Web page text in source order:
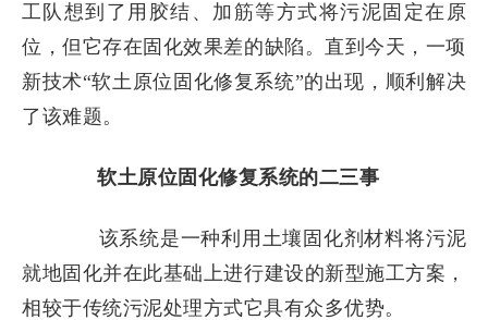
工队想到了用胶结、加筋等方式将污泥固定在原
位，但它存在固化效果差的缺陷。直到今天，一项
新技术“软土原位固化修复系统”的出现，顺利解决
了该难题。
软土原位固化修复系统的二三事
该系统是一种利用土壤固化剂材料将污泥
就地固化并在此基础上进行建设的新型施工方案，
相较于传统污泥处理方式它具有众多优势。